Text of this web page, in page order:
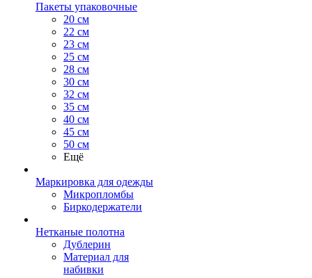
Пакеты упаковочные
20 см
22 см
23 см
25 см
28 см
30 см
32 см
35 см
40 см
45 см
50 см
Ещё
Маркировка для одежды
Микропломбы
Биркодержатели
Нетканые полотна
Дублерин
Материал для
набивки